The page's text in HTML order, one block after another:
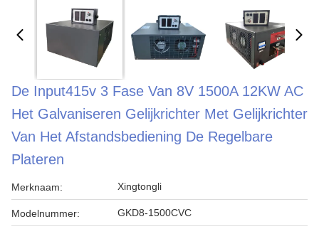
De Input415v 3 Fase Van 8V 1500A 12KW AC
Het Galvaniseren Gelijkrichter Met Gelijkrichter
Van Het Afstandsbediening De Regelbare
Plateren
Merknaam: Xingtongli
Modelnummer: GKD8-1500CVC